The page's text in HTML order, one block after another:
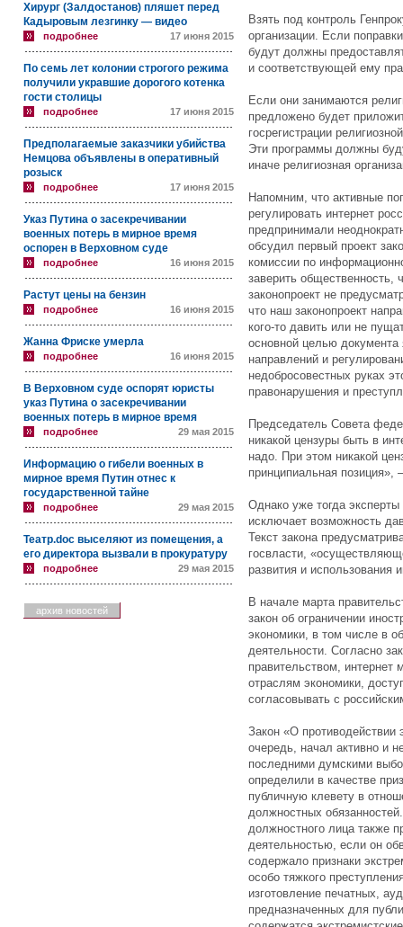
Хирург (Залдостанов) пляшет перед
Кадыровым лезгинку — видео
подробнее 17 июня 2015
По семь лет колонии строгого режима
получили укравшие дорогого котенка
гости столицы
подробнее 17 июня 2015
Предполагаемые заказчики убийства
Немцова объявлены в оперативный
розыск
подробнее 17 июня 2015
Указ Путина о засекречивании
военных потерь в мирное время
оспорен в Верховном суде
подробнее 16 июня 2015
Растут цены на бензин
подробнее 16 июня 2015
Жанна Фриске умерла
подробнее 16 июня 2015
В Верховном суде оспорят юристы
указ Путина о засекречивании
военных потерь в мирное время
подробнее 29 мая 2015
Информацию о гибели военных в
мирное время Путин отнес к
государственной тайне
подробнее 29 мая 2015
Театр.doc выселяют из помещения, а
его директора вызвали в прокуратуру
подробнее 29 мая 2015
архив новостей
Взять под контроль
организации. Если
будут должны
и соответствующей ему
Если они занимаются
предложено будет
госрегистрации
Эти программы должны
иначе религиозная
Напомним, что активные
регулировать интернет
предпринимали
обсудил первый проект
комиссии по
заверить общественность,
законопроект не
что наш законопроект
кого-то давить или не
основной целью
направлений и
недобросовестных руках
правонарушения и
Председатель Совета
никакой цензуры быть в
надо. При этом никакой
принципиальная позиция»,
Однако уже тогда эксперты
исключает возможность
Текст закона
госвласти,
развития и использования
В начале марта
закон об ограничении
экономики, в том числе в
деятельности. Согласно
правительством, интернет
отраслям экономики,
согласовывать с
Закон «О противодействии
очередь, начал активно и
последними думскими
определили в качестве
публичную клевету в
должностных
должностного лица также
деятельностью, если он
содержало признаки
особо тяжкого
изготовление печатных,
предназначенных для